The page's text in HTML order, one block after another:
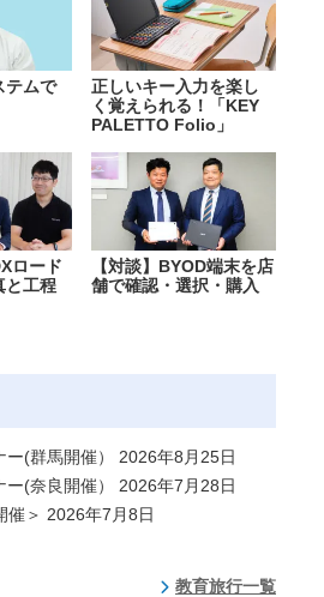
テムで
正しいキー入力を楽し
く覚えられる！「KEY
PALETTO Folio」
ロード
工程
【対談】BYOD端末を店
舗で確認・選択・購入
(群馬開催） 2026年8月25日
(奈良開催） 2026年7月28日
催＞ 2026年7月8日
教育旅行一覧